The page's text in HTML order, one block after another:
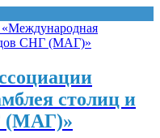
столиц и
(МАГ)»